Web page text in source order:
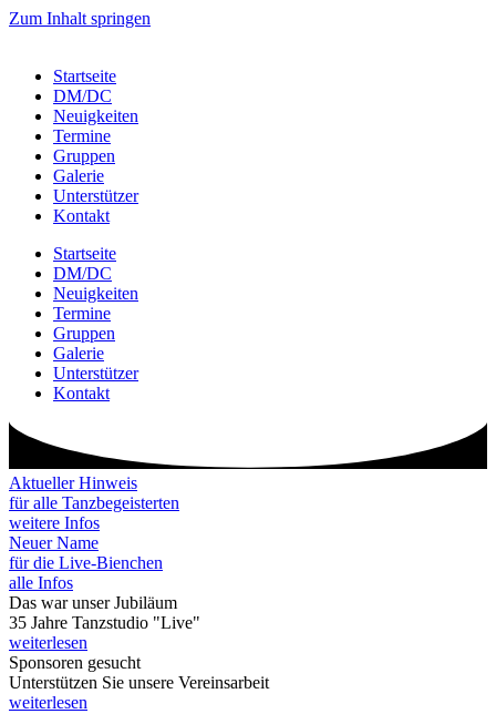
Zum Inhalt springen
Startseite
DM/DC
Neuigkeiten
Termine
Gruppen
Galerie
Unterstützer
Kontakt
Startseite
DM/DC
Neuigkeiten
Termine
Gruppen
Galerie
Unterstützer
Kontakt
Aktueller Hinweis
für alle Tanzbegeisterten
weitere Infos
Neuer Name
für die Live-Bienchen
alle Infos
Das war unser Jubiläum
35 Jahre Tanzstudio "Live"
weiterlesen
Sponsoren gesucht
Unterstützen Sie unsere Vereinsarbeit
weiterlesen